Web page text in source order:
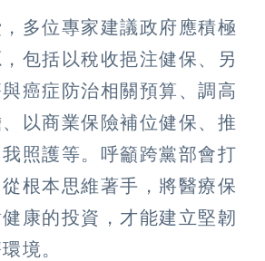
多位專家建議政府應積極
包括以稅收挹注健保、另
癌症防治相關預算、調高
以商業保險補位健保、推
照護等。呼籲跨黨部會打
根本思維著手，將醫療保
康的投資，才能建立堅韌
境。